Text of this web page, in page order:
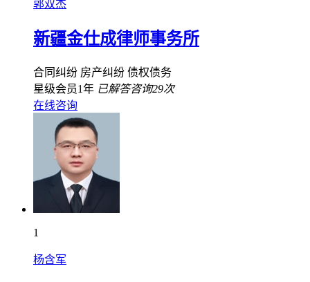
郭双杰
新疆金仕成律师事务所
合同纠纷 房产纠纷 债权债务
星级会员1年 已解答咨询29次
在线咨询
1
杨含军